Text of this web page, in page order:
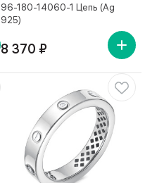
96-180-14060-1 Цепь (Ag
925)
8 370 ₽